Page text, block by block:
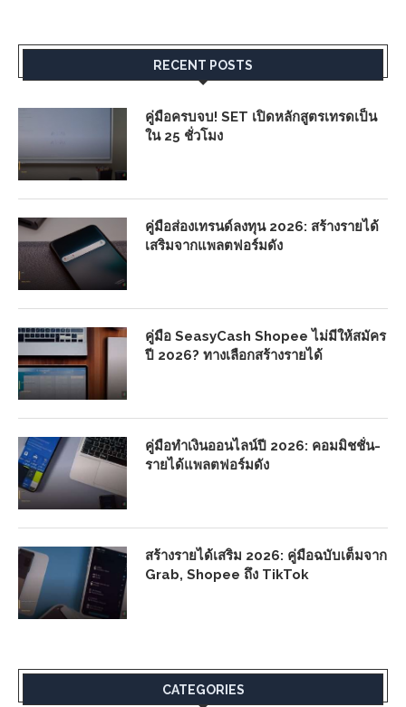
RECENT POSTS
คู่มือครบจบ! SET เปิดหลักสูตรเทรดเป็น
ใน 25 ชั่วโมง
คู่มือส่องเทรนด์ลงทุน 2026: สร้างรายได้
เสริมจากแพลตฟอร์มดัง
คู่มือ SeasyCash Shopee ไม่มีให้สมัคร
ปี 2026? ทางเลือกสร้างรายได้
คู่มือทำเงินออนไลน์ปี 2026: คอมมิชชั่น-
รายได้แพลตฟอร์มดัง
สร้างรายได้เสริม 2026: คู่มือฉบับเต็มจาก
Grab, Shopee ถึง TikTok
CATEGORIES